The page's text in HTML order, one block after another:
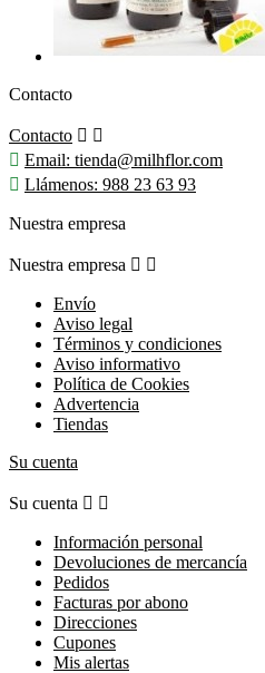
Contacto
Contacto  
 Email: tienda@milhflor.com
 Llámenos: 988 23 63 93
Nuestra empresa
Nuestra empresa  
Envío
Aviso legal
Términos y condiciones
Aviso informativo
Política de Cookies
Advertencia
Tiendas
Su cuenta
Su cuenta  
Información personal
Devoluciones de mercancía
Pedidos
Facturas por abono
Direcciones
Cupones
Mis alertas